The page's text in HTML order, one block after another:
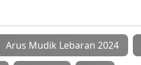
Arus Mudik Lebaran 2024